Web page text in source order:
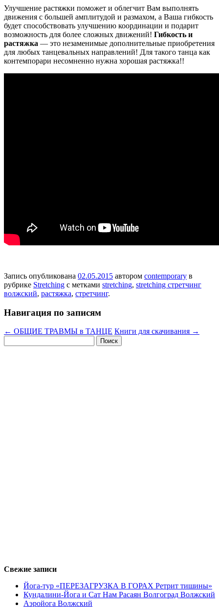
Улучшение растяжки поможет и облегчит Вам выполнять
движения с большей амплитудой и размахом, а Ваша гибкость
будет способствовать улучшению координации и подарит
возможность для более сложных движений! Гибкость и
растяжка — это незаменимые дополнительные приобретения
для любых танцевальных направлений! Для такого танца как
контемпорари несомненно нужна хорошая растяжка!!
Запись опубликована 02.05.2015 автором contemporary в
рубрике Stretching с метками stretching, stretching стретчинг
волжский, растяжка, стретчинг.
Навигация по записям
← ОБЩИЕ ТРАВМЫ в ТАНЦЕ Книги для скачивания →
Свежие записи
Йога-тур «ПЕРЕЗАГРУЗКА В ГОРАХ Ретрит тишины»
Кундалини-Йога и Сат Нам Расаян Волгоград Волжский
Аэройога Волжский